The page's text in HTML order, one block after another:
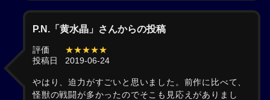
P.N.「黄水晶」さんからの投稿
評価
★★★★★
投稿日
2019-06-24
やはり、迫力がすごいと思いました。前作に比べて、
怪獣の戦闘が多かったのでそこも見応えがありまし